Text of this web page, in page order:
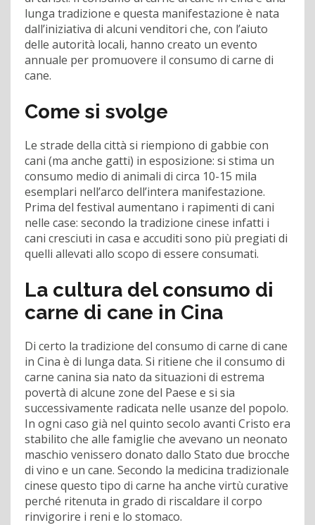
lunga tradizione e questa manifestazione è nata
dall’iniziativa di alcuni venditori che, con l’aiuto
delle autorità locali, hanno creato un evento
annuale per promuovere il consumo di carne di
cane.
Come si svolge
Le strade della città si riempiono di gabbie con
cani (ma anche gatti) in esposizione: si stima un
consumo medio di animali di circa 10-15 mila
esemplari nell’arco dell’intera manifestazione.
Prima del festival aumentano i rapimenti di cani
nelle case: secondo la tradizione cinese infatti i
cani cresciuti in casa e accuditi sono più pregiati di
quelli allevati allo scopo di essere consumati.
La cultura del consumo di
carne di cane in Cina
Di certo la tradizione del consumo di carne di cane
in Cina è di lunga data. Si ritiene che il consumo di
carne canina sia nato da situazioni di estrema
povertà di alcune zone del Paese e si sia
successivamente radicata nelle usanze del popolo.
In ogni caso già nel quinto secolo avanti Cristo era
stabilito che alle famiglie che avevano un neonato
maschio venissero donato dallo Stato due brocche
di vino e un cane. Secondo la medicina tradizionale
cinese questo tipo di carne ha anche virtù curative
perché ritenuta in grado di riscaldare il corpo
rinvigorire i reni e lo stomaco.